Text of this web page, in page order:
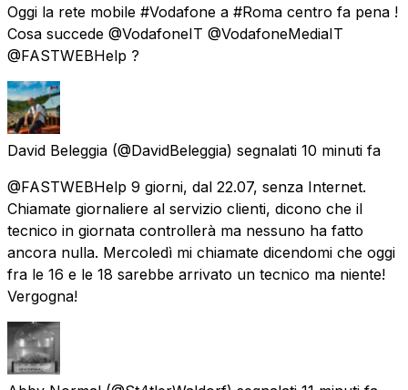
Oggi la rete mobile #Vodafone a #Roma centro fa pena !
Cosa succede @VodafoneIT @VodafoneMediaIT
@FASTWEBHelp ?
David Beleggia (@DavidBeleggia) segnalati 10 minuti fa
@FASTWEBHelp 9 giorni, dal 22.07, senza Internet.
Chiamate giornaliere al servizio clienti, dicono che il
tecnico in giornata controllerà ma nessuno ha fatto
ancora nulla. Mercoledì mi chiamate dicendomi che oggi
fra le 16 e le 18 sarebbe arrivato un tecnico ma niente!
Vergogna!